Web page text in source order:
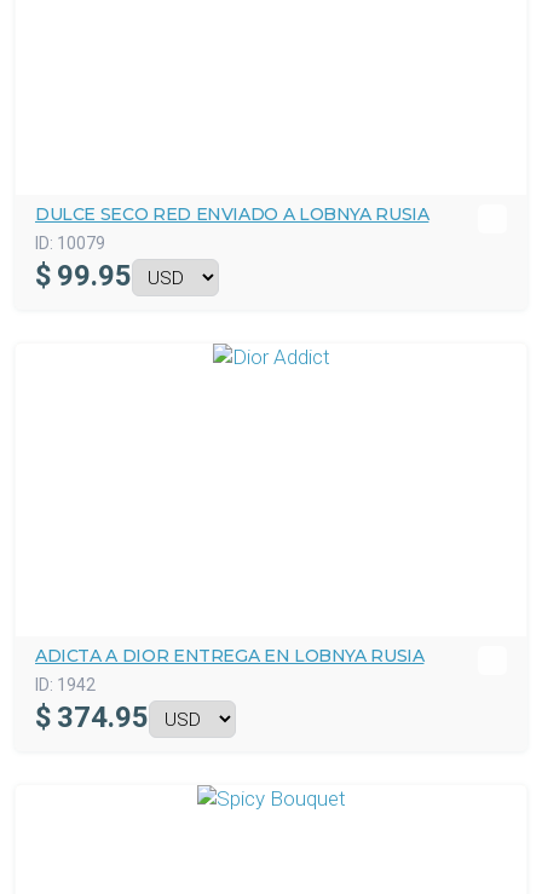
DULCE SECO RED ENVIADO A LOBNYA RUSIA
ID: 10079
$ 99.95
ADICTA A DIOR ENTREGA EN LOBNYA RUSIA
ID: 1942
$ 374.95